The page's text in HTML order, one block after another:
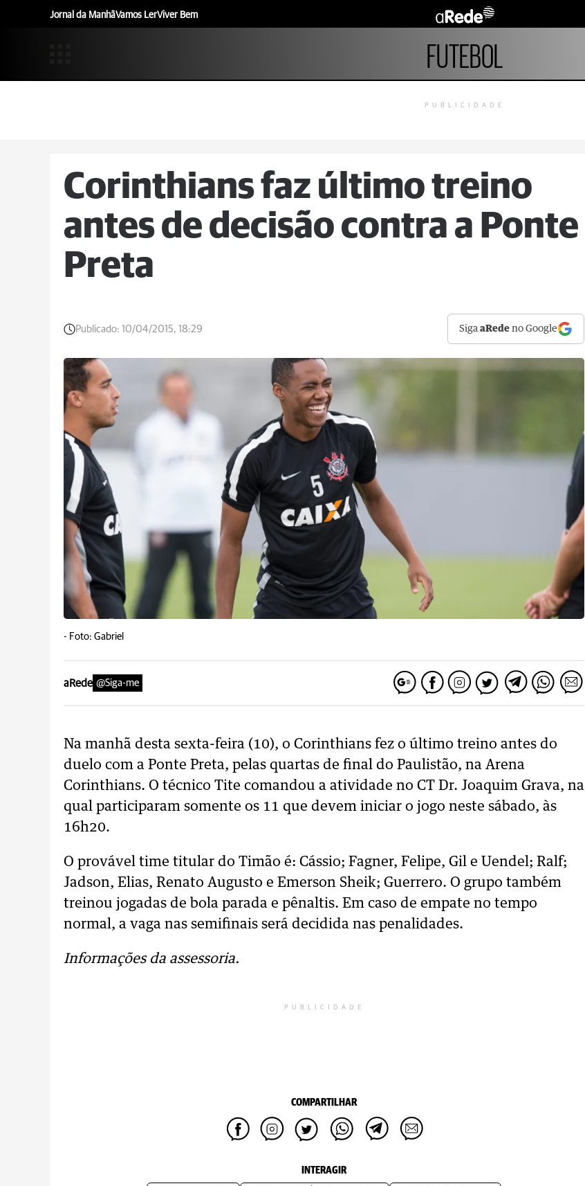
Jornal da ManhãVamos LerViver Bem
FUTEBOL
PUBLICIDADE
Corinthians faz último treino
antes de decisão contra a Ponte
Preta
Publicado: 10/04/2015, 18:29 SigaaRede no Google
- Foto: Gabriel
aRede @Siga-me
Na manhã desta sexta-feira (10), o Corinthians fez o último treino antes do
duelo com a Ponte Preta, pelas quartas de final do Paulistão, na Arena
Corinthians. O técnico Tite comandou a atividade no CT Dr. Joaquim Grava, na
qual participaram somente os 11 que devem iniciar o jogo neste sábado, às
16h20.
O provável time titular do Timão é: Cássio; Fagner, Felipe, Gil e Uendel; Ralf;
Jadson, Elias, Renato Augusto e Emerson Sheik; Guerrero. O grupo também
treinou jogadas de bola parada e pênaltis. Em caso de empate no tempo
normal, a vaga nas semifinais será decidida nas penalidades.
Informações da assessoria.
PUBLICIDADE
COMPARTILHAR
INTERAGIR